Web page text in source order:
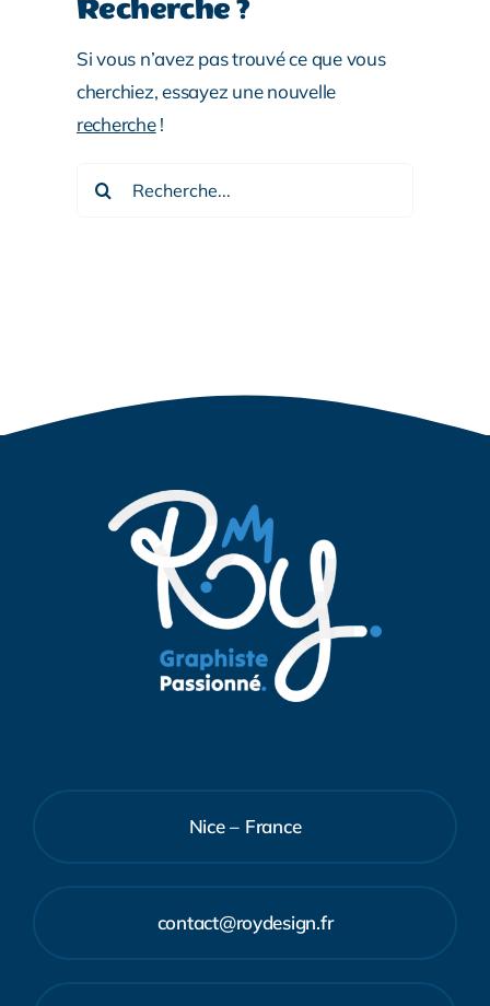
Recherche ?
Si vous n’avez pas trouvé ce que vous
cherchiez, essayez une nouvelle
recherche!
Rechercher:
Nice – France
contact@roydesign.fr